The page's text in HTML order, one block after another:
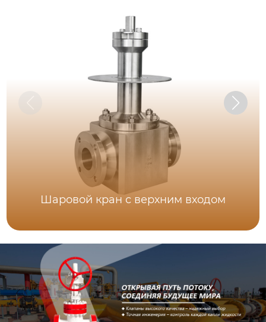
Шаровой кран с верхним входом